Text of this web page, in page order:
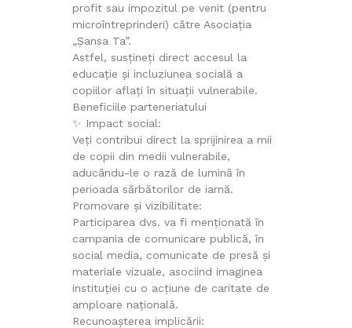
profit sau impozitul pe venit (pentru
microîntreprinderi) către Asociația
„Șansa Ta”.
Astfel, susțineți direct accesul la
educație și incluziunea socială a
copiilor aflați în situații vulnerabile.
Beneficiile parteneriatului
✨ Impact social:
Veți contribui direct la sprijinirea a mii
de copii din medii vulnerabile,
aducându-le o rază de lumină în
perioada sărbătorilor de iarnă.
Promovare și vizibilitate:
Participarea dvs. va fi menționată în
campania de comunicare publică, în
social media, comunicate de presă și
materiale vizuale, asociind imaginea
instituției cu o acțiune de caritate de
amploare națională.
Recunoașterea implicării: